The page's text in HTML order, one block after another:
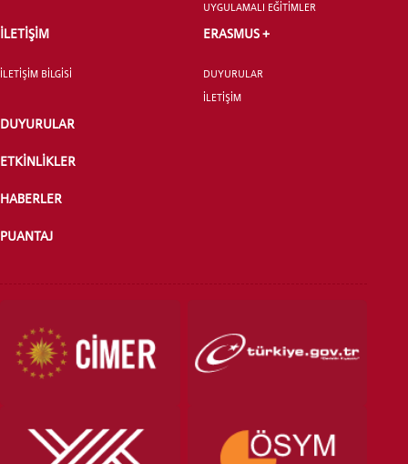
UYGULAMALI EĞİTİMLER
İLETİŞİM
İLETİŞİM BİLGİSİ
ERASMUS +
DUYURULAR
İLETİŞİM
DUYURULAR
ETKİNLİKLER
HABERLER
PUANTAJ